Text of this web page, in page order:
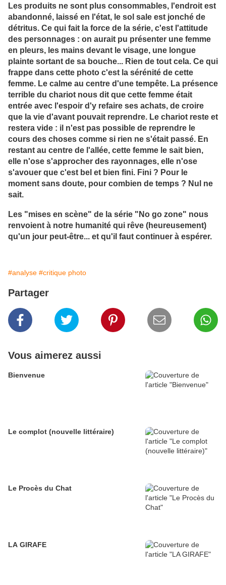
Les produits ne sont plus consommables, l'endroit est
abandonné, laissé en l'état, le sol sale est jonché de
détritus. Ce qui fait la force de la série, c'est l'attitude
des personnages : on aurait pu présenter une femme
en pleurs, les mains devant le visage, une longue
plainte sortant de sa bouche... Rien de tout cela. Ce qui
frappe dans cette photo c'est la sérénité de cette
femme. Le calme au centre d'une tempête. La présence
terrible du chariot nous dit que cette femme était
entrée avec l'espoir d'y refaire ses achats, de croire
que la vie d'avant pouvait reprendre. Le chariot reste et
restera vide : il n'est pas possible de reprendre le
cours des choses comme si rien ne s'était passé. En
restant au centre de l'allée, cette femme le sait bien,
elle n'ose s'approcher des rayonnages, elle n'ose
s'avouer que c'est bel et bien fini. Fini ? Pour le
moment sans doute, pour combien de temps ? Nul ne
sait.
Les "mises en scène" de la série "No go zone" nous
renvoient à notre humanité qui rêve (heureusement)
qu'un jour peut-être... et qu'il faut continuer à espérer.
#analyse #critique photo
Partager
Vous aimerez aussi
Bienvenue
Le complot (nouvelle littéraire)
Le Procès du Chat
LA GIRAFE